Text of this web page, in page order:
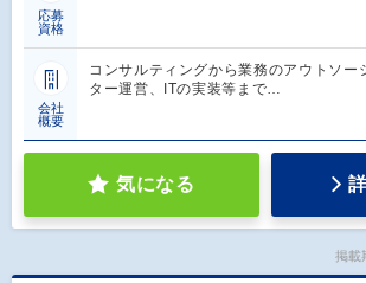
応募
資格
会社
概要
コンサルティングから業務のアウトソー
ター運営、ITの実装等まで…
気になる
掲載